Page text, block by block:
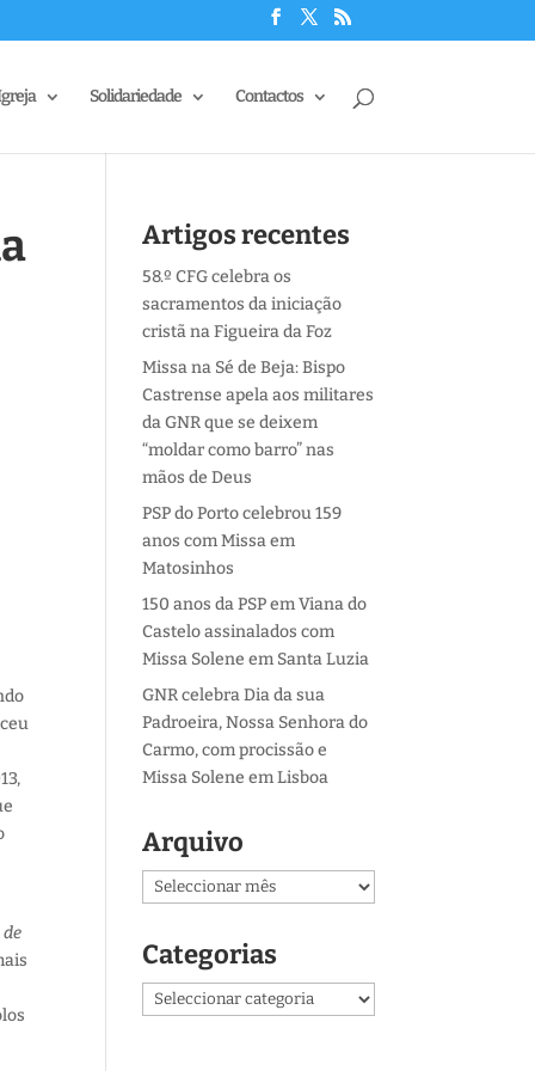
Solidariedade Contactos
Artigos recentes
58.º CFG celebra os
sacramentos da iniciação
cristã na Figueira da Foz
Missa na Sé de Beja: Bispo
Castrense apela aos militares
da GNR que se deixem
“moldar como barro” nas
mãos de Deus
PSP do Porto celebrou 159
anos com Missa em
Matosinhos
150 anos da PSP em Viana do
Castelo assinalados com
Missa Solene em Santa Luzia
GNR celebra Dia da sua
Padroeira, Nossa Senhora do
Carmo, com procissão e
Missa Solene em Lisboa
Arquivo
Arquivo
Categorias
Categorias